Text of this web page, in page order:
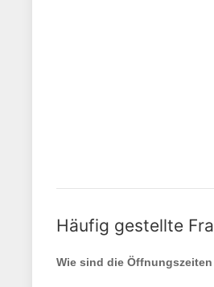
Häufig gestellte
Wie sind die